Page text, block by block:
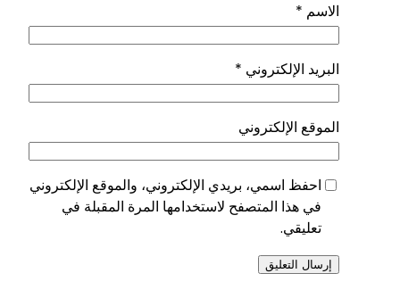
الاسم *
البريد الإلكتروني *
الموقع الإلكتروني
احفظ اسمي، بريدي الإلكتروني، والموقع الإلكتروني
في هذا المتصفح لاستخدامها المرة المقبلة في
تعليقي.